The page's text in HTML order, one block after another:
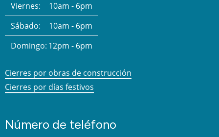
Viernes:
10am - 6pm
Sábado:
10am - 6pm
Domingo: 12pm - 6pm
Cierres por obras de construcción
Cierres por días festivos
Número de teléfono